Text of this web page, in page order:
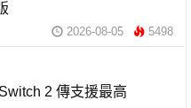
2026-08-05 5498
2 傳支援最高